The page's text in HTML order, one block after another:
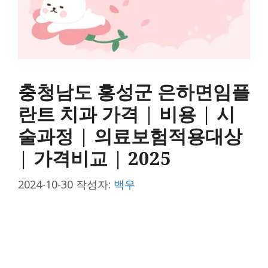
충청남도 홍성군 은하면임플
란트 치과 가격 | 비용 | 시
술과정 | 의료보험적용대상
| 가격비교 | 2025
2024-10-30 작성자: 백우